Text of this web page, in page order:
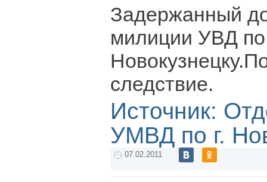
Задержанный
милиции УВД по
следствие.
Источник:
УМВД по г.
07.02.2011